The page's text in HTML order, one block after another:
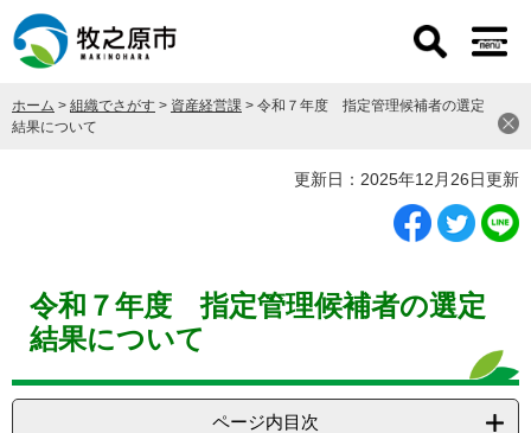
ー
先
頭
ニ
を
飛
ホーム > 組織でさがす > 資産経営課 > 令和７年度 指定管理候補者の選定
結果について
更新日：2025年12月26日更新
令和７年度 指定管理候補者の選定
結果について
ページ内目次